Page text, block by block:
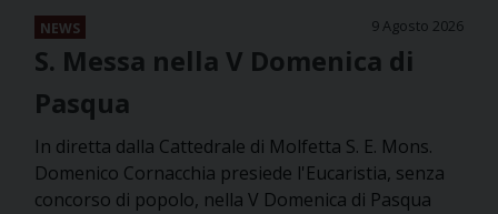
NEWS 9 Agosto 2026
S. Messa nella V Domenica di
Pasqua
In diretta dalla Cattedrale di Molfetta S. E. Mons.
Domenico Cornacchia presiede l'Eucaristia, senza
concorso di popolo, nella V Domenica di Pasqua